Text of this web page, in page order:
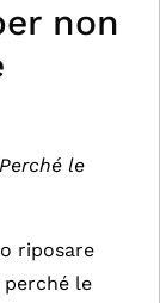
non
le
riposare
le